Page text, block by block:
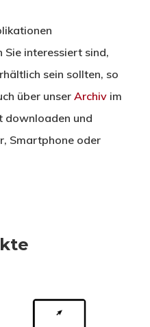
Sie interessiert sind,
sein sollten, so
über unser Archivim
downloaden und
Smartphone oder